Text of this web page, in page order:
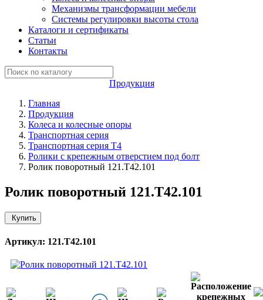
Механизмы трансформации мебели
Системы регулировки высоты стола
Каталоги и сертификаты
Статьи
Контакты
Продукция
Главная
Продукция
Колеса и колесные опоры
Транспортная серия
Транспортная серия T4
Ролики с крепежным отверстием под болт
Ролик поворотный 121.Т42.101
Ролик поворотный 121.Т42.101
Купить
Артикул: 121.Т42.101